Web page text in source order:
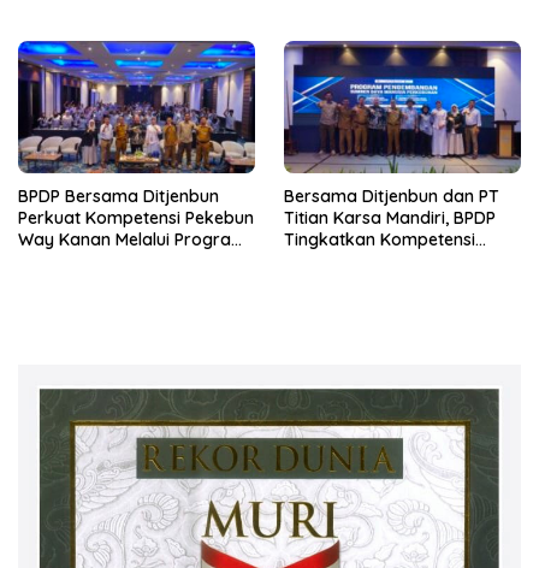
BPDP Bersama Ditjenbun
Perkuat Kompetensi Pekebun
Way Kanan Melalui Program
Bersama Ditjenbun dan PT
Titian Karsa Mandiri, BPDP
Tingkatkan Kompetensi